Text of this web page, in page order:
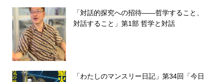
「対話的探究への招待――哲学すること、
対話すること」第1部 哲学と対話
「わたしのマンスリー日記」第34回「今日